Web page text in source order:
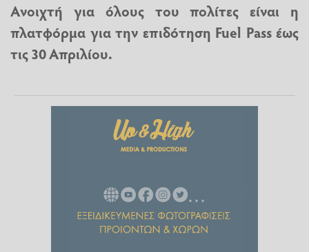
Ανοιχτή για όλους του πολίτες είναι η
πλατφόρμα για την επιδότηση Fuel Passέως
τις 30 Απριλίου.